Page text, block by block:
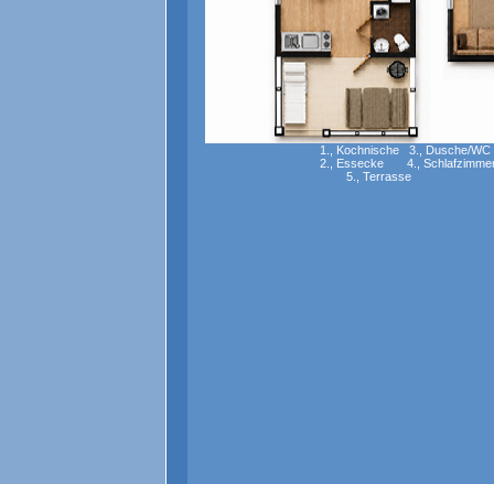
1., Kochnische 3., Dusche/WC
2., Essecke 4.,
5., Terrasse